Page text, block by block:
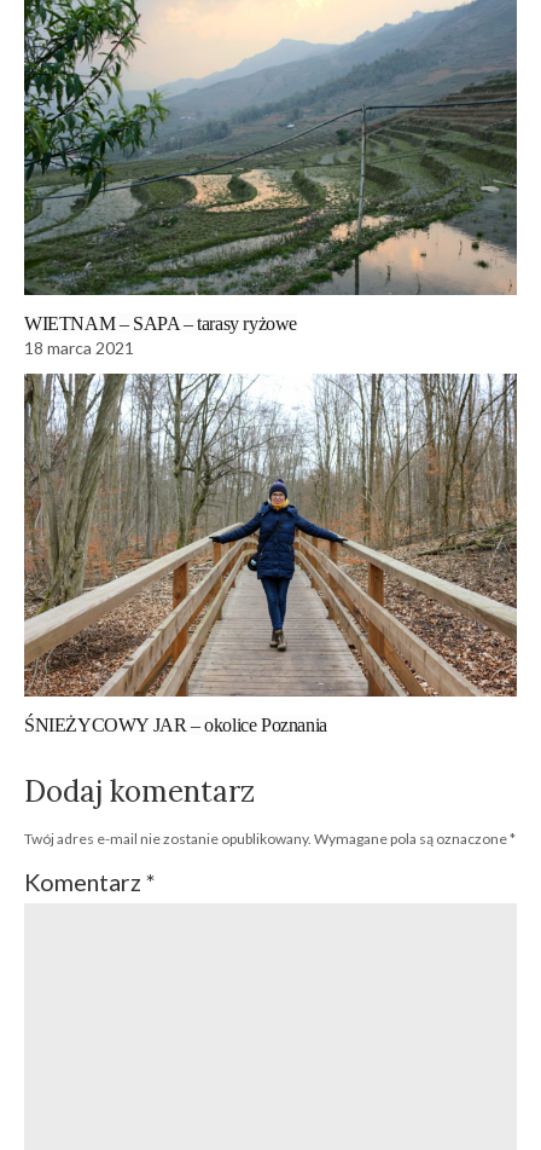
WIETNAM – SAPA – tarasy ryżowe
18 marca 2021
ŚNIEŻYCOWY JAR – okolice Poznania
Dodaj komentarz
Twój adres e-mail nie zostanie opublikowany. Wymagane pola są oznaczone*
Komentarz *